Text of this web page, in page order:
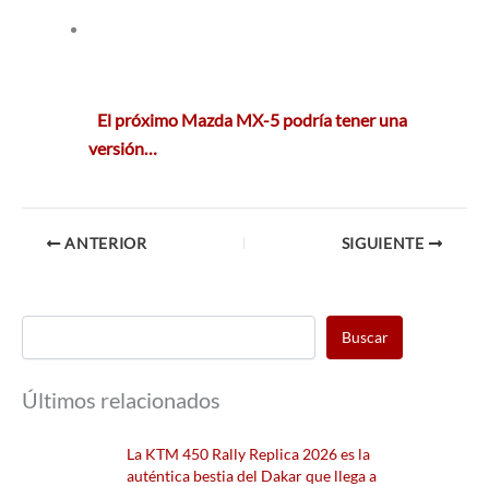
El próximo Mazda MX-5 podría tener una
versión…
ANTERIOR SIGUIENTE
Buscar
Últimos relacionados
La KTM 450 Rally Replica 2026 es la
auténtica bestia del Dakar que llega a